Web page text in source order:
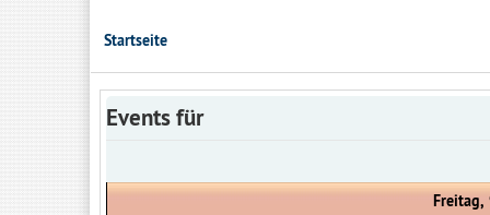
Startseite
Events für
Freitag,